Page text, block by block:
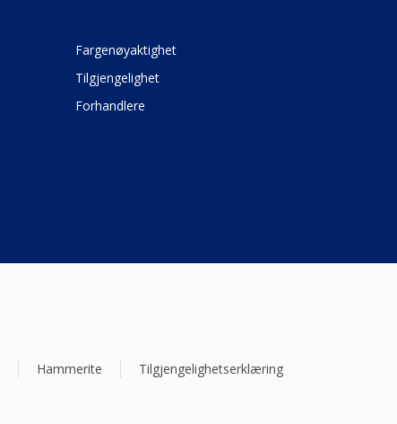
Fargenøyaktighet
Tilgjengelighet
Forhandlere
Hammerite Tilgjengelighetserklæring